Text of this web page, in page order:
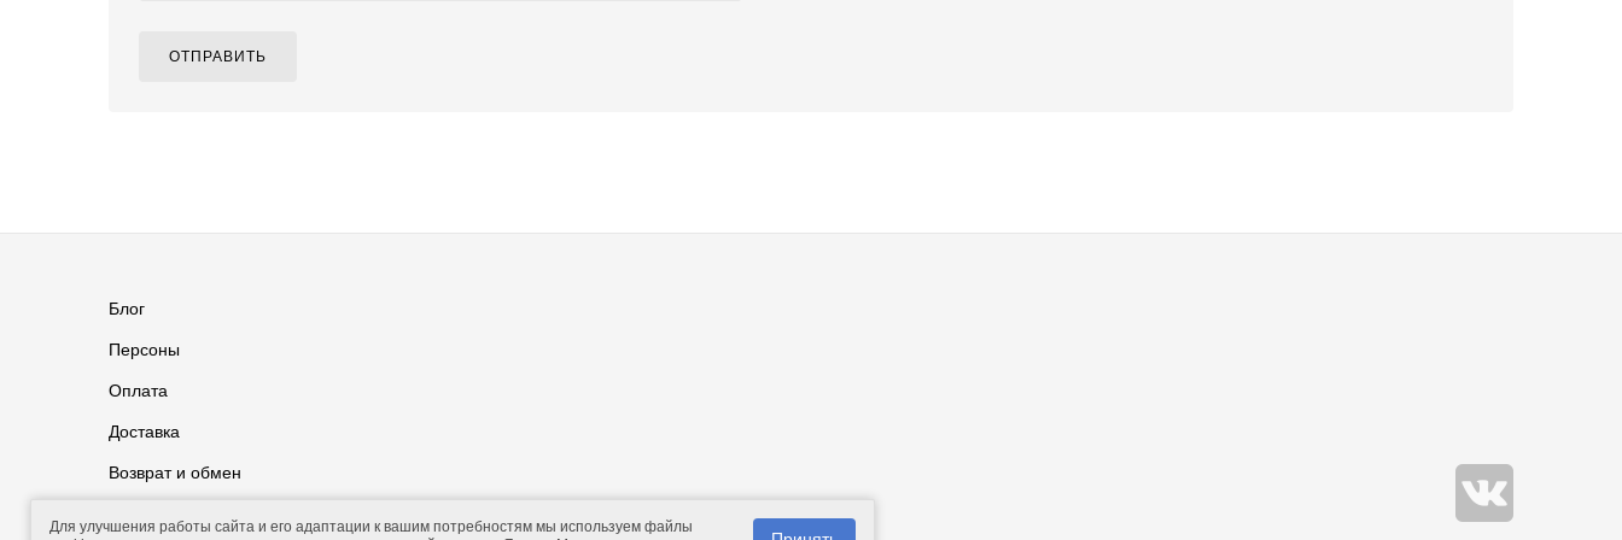
ОТПРАВИТЬ
Блог
Персоны
Оплата
Доставка
Возврат и обмен
Для улучшения работы сайта и его адаптации к вашим потребностям мы используем файлы